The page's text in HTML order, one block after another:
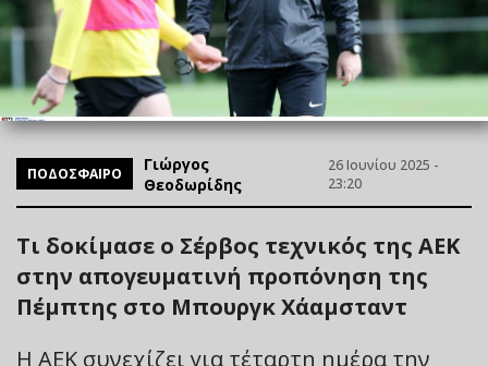
ΠΟΔΟΣΦΑΙΡΟ
Γιώργος
Θεοδωρίδης
26 Ιουνίου 2025 -
23:20
Τι δοκίμασε ο Σέρβος τεχνικός της ΑΕΚ
στην απογευματινή προπόνηση της
Πέμπτης στο Μπουργκ Χάαμσταντ
Η ΑΕΚ συνεχίζει για τέταρτη ημέρα την